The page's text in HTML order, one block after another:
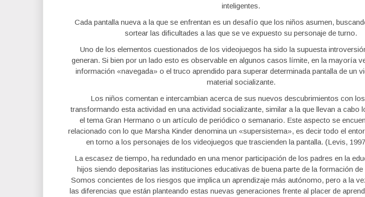
inteligentes.
Cada pantalla nueva a la que se enfrentan es un desafío que los niños asumen,
sortear las dificultades a las que se ve expuesto su personaje de turno.
Uno de los elementos cuestionados de los videojuegos ha sido la supuesta
generan. Si bien por un lado esto es observable en algunos casos límite, en la mayoría
información «navegada» o el truco aprendido para superar determinada pantalla de un
material socializante.
Los niños comentan e intercambian acerca de sus nuevos descubrimientos con
transformando esta actividad en una actividad socializante, similar a la que llevan a cabo
el tema Gran Hermano o un artículo de periódico o semanario. Este aspecto se
relacionado con lo que Marsha Kinder denomina un «supersistema», es decir todo el
en torno a los personajes de los videojuegos que trascienden la pantalla. (Levis,
La escasez de tiempo, ha redundado en una menor participación de los padres en la
hijos siendo depositarias las instituciones educativas de buena parte de la formación
Somos concientes de los riesgos que implica un aprendizaje más autónomo, pero a la
las diferencias que están planteando estas nuevas generaciones frente al placer de